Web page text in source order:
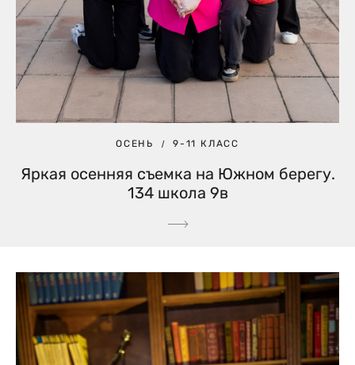
ОСЕНЬ 9-11 КЛАСС
Яркая осенняя съемка на Южном берегу.
134 школа 9в